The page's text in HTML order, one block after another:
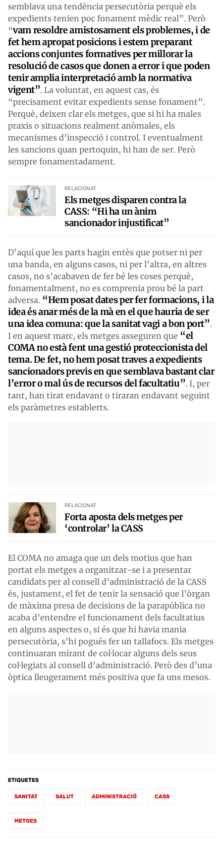
semblava una tendència persecutòria perquè els
expedients tenien poc fonament mèdic real”. Però
“vam resoldre amistosament els problemes, i de
fet hem apropat posicions i estem preparant
accions conjuntes formatives per millorar la
resolució de casos que donen a error i que poden
tenir amplia interpretació amb la normativa
vigent”. La voluntat, en aquest cas, és
“precisament evitar expedients sense fonament”.
Perquè, deixen clar els metges, que si hi ha males
praxis o situacions realment anòmales, els
mecanismes d’inspecció i control. I eventualment
les sancions quan pertoquin, hi han de ser. Però
sempre fonamentadament.
RELACIONAT
Els metges disparen contra la
CASS: “Hi ha un ànim
sancionador injustificat”
D’aquí que les parts hagin entès que potser ni per
una banda, en alguns casos, ni per l’altra, en altres
casos, no s’acabaven de fer bé les coses perquè,
fonamentalment, no es comprenia prou bé la part
adversa. “Hem posat dates per fer formacions, i la
idea és anar més de la mà en el que hauria de ser
una idea comuna: que la sanitat vagi a bon port”.
I en aquest marc, els metges asseguren que “el
COMA no està fent una gestió proteccionista del
tema. De fet, no hem posat traves a expedients
sancionadors previs en que semblava bastant clar
l’error o mal ús de recursos del facultatiu”. I, per
tant, han tirat endavant o tiraran endavant seguint
els paràmetres establerts.
RELACIONAT
Forta aposta dels metges per
‘controlar’ la CASS
El COMA no amaga que un dels motius que han
portat els metges a organitzar-se i a presentar
candidats per al consell d’administració de la CASS
és, justament, el fet de tenir la sensació que l’òrgan
de màxima presa de decisions de la parapública no
acaba d’entendre el funcionament dels facultatius
en alguns aspectes o, si és que hi havia mania
persecutòria, s’hi pogués fer un tallafocs. Els metges
continuaran mirant de col·locar alguns dels seus
col·legiats al consell d’administració. Però des d’una
òptica lleugerament més positiva que fa uns mesos.
ETIQUETES
SANITAT SALUT ADMINISTRACIÓ CASS
METGES